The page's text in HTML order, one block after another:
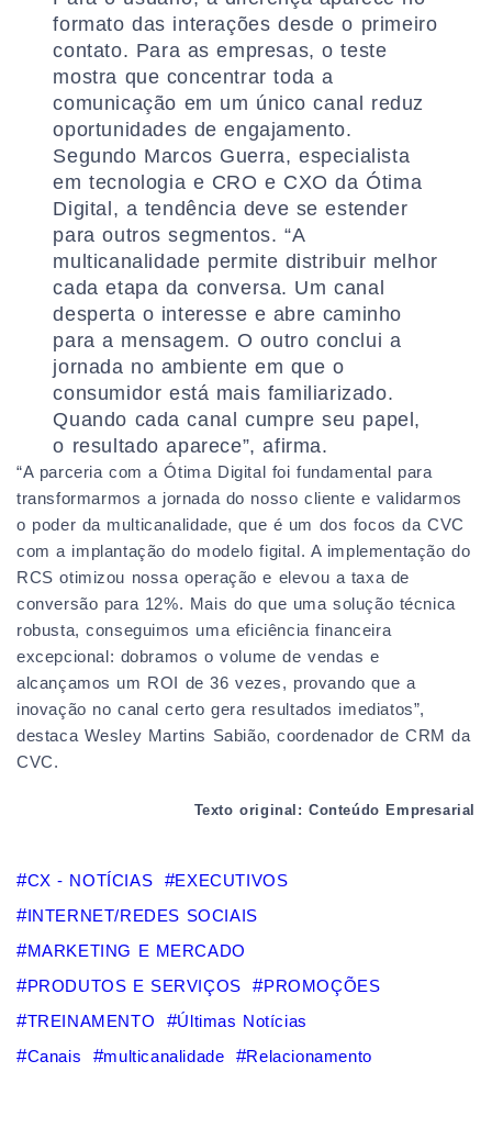
formato das interações desde o primeiro
contato. Para as empresas, o teste
mostra que concentrar toda a
comunicação em um único canal reduz
oportunidades de engajamento.
Segundo Marcos Guerra, especialista
em tecnologia e CRO e CXO da Ótima
Digital, a tendência deve se estender
para outros segmentos. “A
multicanalidade permite distribuir melhor
cada etapa da conversa. Um canal
desperta o interesse e abre caminho
para a mensagem. O outro conclui a
jornada no ambiente em que o
consumidor está mais familiarizado.
Quando cada canal cumpre seu papel,
o resultado aparece”, afirma.
“A parceria com a Ótima Digital foi fundamental para
transformarmos a jornada do nosso cliente e validarmos
o poder da multicanalidade, que é um dos focos da CVC
com a implantação do modelo figital. A implementação do
RCS otimizou nossa operação e elevou a taxa de
conversão para 12%. Mais do que uma solução técnica
robusta, conseguimos uma eficiência financeira
excepcional: dobramos o volume de vendas e
alcançamos um ROI de 36 vezes, provando que a
inovação no canal certo gera resultados imediatos”,
destaca Wesley Martins Sabião, coordenador de CRM da
CVC.
Texto original: Conteúdo Empresarial
CX - NOTÍCIAS
EXECUTIVOS
INTERNET/REDES SOCIAIS
MARKETING E MERCADO
PRODUTOS E SERVIÇOS
PROMOÇÕES
TREINAMENTO
Últimas Notícias
Canais
multicanalidade Relacionamento